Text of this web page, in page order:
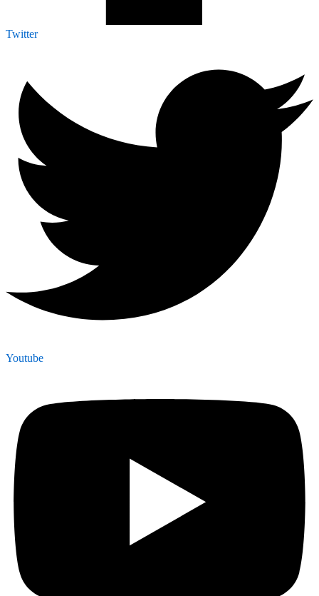
Twitter
Youtube